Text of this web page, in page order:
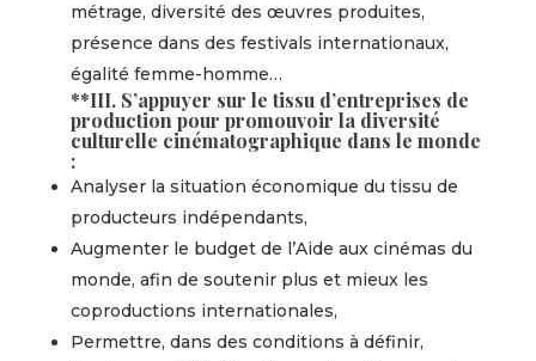
métrage, diversité des œuvres produites,
présence dans des festivals internationaux,
égalité femme-homme…
**III. S’appuyer sur le tissu d’entreprises de
production pour promouvoir la diversité
culturelle cinématographique dans le monde
:
Analyser la situation économique du tissu de
producteurs indépendants,
Augmenter le budget de l’Aide aux cinémas du
monde, afin de soutenir plus et mieux les
coproductions internationales,
Permettre, dans des conditions à définir,